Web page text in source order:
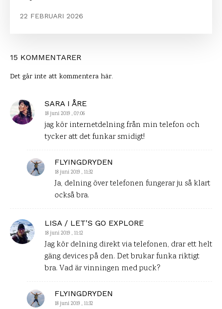
22 FEBRUARI 2026
15 KOMMENTARER
SARA I ÅRE
18 juni 2019 , 07:06
jag kör internetdelning från min telefon och
tycker att det funkar smidigt!
FLYINGDRYDEN
18 juni 2019 , 11:32
Ja, delning över telefonen fungerar ju så klart
också bra.
LISA / LET'S GO EXPLORE
18 juni 2019 , 11:12
Jag kör delning direkt via telefonen, drar ett helt
gäng devices på den. Det brukar funka riktigt
bra. Vad är vinningen med puck?
FLYINGDRYDEN
18 juni 2019 , 11:32
Det går inte att kommentera här.